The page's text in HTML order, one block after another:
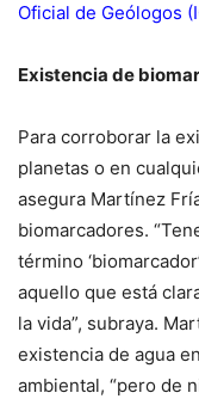
Oficial de Geólogos
Existencia de
Para corroborar la
planetas o en
asegura Martínez
biomarcadores.
término
aquello que está
la vida”, subraya.
existencia de agua
ambiental, “pero de